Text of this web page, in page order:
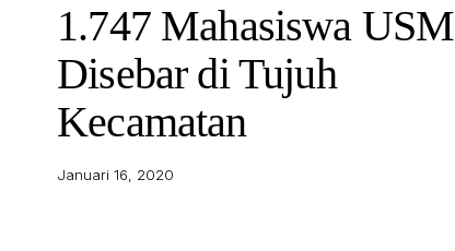
1.747 Mahasiswa USM
Disebar di Tujuh
Kecamatan
Januari 16, 2020